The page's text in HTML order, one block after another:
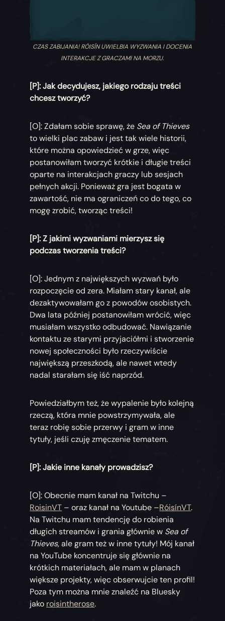
CZAS ZABIJANIA! RÓISÍN UWIELBIA WYZWANIA I DOCENIA
INTERAKCJE Z GRACZAMI NA MORZU.
[P]: Jak decydujesz, jakiego rodzaju treści
chcesz tworzyć?
[O]: Zdałam sobie sprawę, że Sea of Thieves
to wielki plac zabaw i jest tak wiele historii,
które można opowiedzieć w grze, więc
postanowiłam tworzyć krótkie i długie treści
oparte na interakcjach graczy lub sesjach
pełnych akcji. Ponieważ gra jest bogata w
zawartość, nie ma ograniczeń co do tego, co
mogę zrobić, tworząc treści!
[P]: Z jakimi wyzwaniami mierzysz się
podczas tworzenia treści?
[O]: Jednym z największych wyzwań było
rozpoczęcie od zera. Miałam stary kanał, ale
dezaktywowałam go z powodów osobistych.
Dwa lata później postanowiłam wrócić, więc
musiałam wszystko odbudować. Nawiązanie
kontaktu ze starymi przyjaciółmi i stworzenie
nowej społeczności było rzeczywiście
największą przeszkodą, ale nawet wtedy
nadal starałam się iść naprzód.
Powiedziałbym też, że wypalenie było kolejną
rzeczą, która mnie powstrzymywała, ale
teraz robię sobie przerwy i gram w inne
tytuły, jeśli czuję zmęczenie tematem.
[P]: Jakie inne kanały prowadzisz?
[O]: Obecnie mam kanał na Twitchu –
RoisinVT – oraz kanał na Youtube –RóisínVT.
Na Twitchu mam tendencję do robienia
długich streamów i grania głównie w Sea of
Thieves, ale gram też w inne tytuły! Mój kanał
na YouTube koncentruje się głównie na
krótkich materiałach, ale mam w planach
większe projekty, więc obserwujcie ten profil!
Poza tym można mnie znaleźć na Bluesky
jako roisintherose.